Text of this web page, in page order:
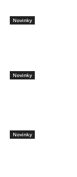
Novinky
Novinky
Novinky